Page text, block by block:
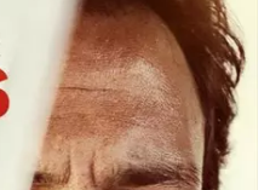
il vraiment dans le